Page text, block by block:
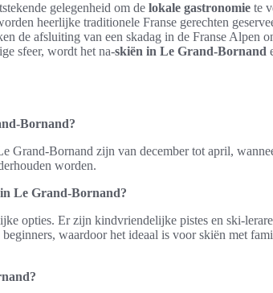
gelegenheid om de lokale gastronomie te
heerlijke traditionele Franse gerechten
de afsluiting van een skadag in de Franse Alpen
sfeer, wordt het na-skiën in Le Grand-Bornand
Bornand?
Grand-Bornand zijn van december tot april,
worden.
Le Grand-Bornand?
opties. Er zijn kindvriendelijke pistes en ski-
waardoor het ideaal is voor skiën met